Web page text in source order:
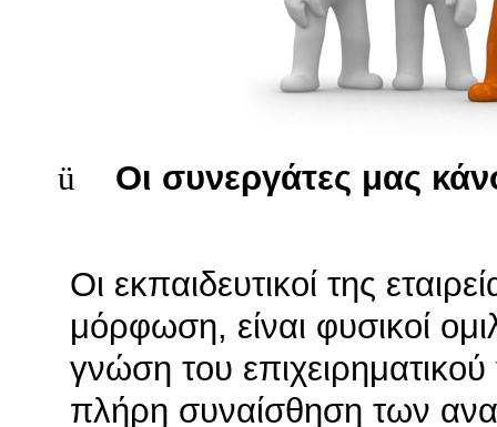
ü Οι συνεργάτες μας
Οι εκπαιδευτικοί της
μόρφωση, είναι φυσικοί
γνώση του
πλήρη συναίσθηση των